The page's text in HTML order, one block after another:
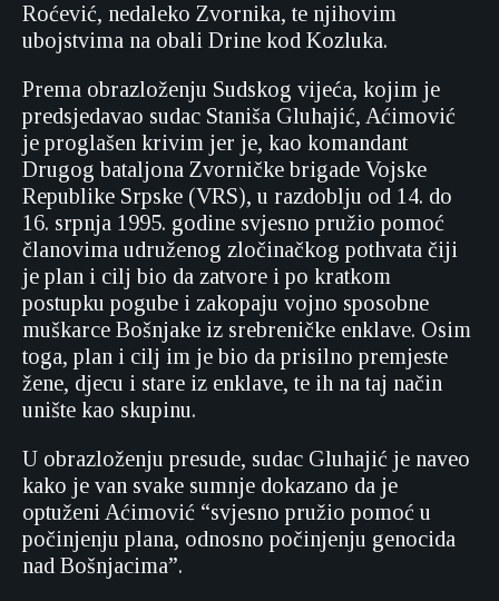
Roćević, nedaleko Zvornika, te njihovim
ubojstvima na obali Drine kod Kozluka.
Prema obrazloženju Sudskog vijeća, kojim je
predsjedavao sudac Staniša Gluhajić, Aćimović
je proglašen krivim jer je, kao komandant
Drugog bataljona Zvorničke brigade Vojske
Republike Srpske (VRS), u razdoblju od 14. do
16. srpnja 1995. godine svjesno pružio pomoć
članovima udruženog zločinačkog pothvata čiji
je plan i cilj bio da zatvore i po kratkom
postupku pogube i zakopaju vojno sposobne
muškarce Bošnjake iz srebreničke enklave. Osim
toga, plan i cilj im je bio da prisilno premjeste
žene, djecu i stare iz enklave, te ih na taj način
unište kao skupinu.
U obrazloženju presude, sudac Gluhajić je naveo
kako je van svake sumnje dokazano da je
optuženi Aćimović “svjesno pružio pomoć u
počinjenju plana, odnosno počinjenju genocida
nad Bošnjacima”.